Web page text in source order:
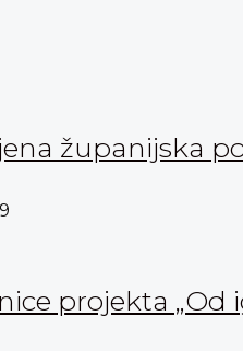
županijska
projekta „Od